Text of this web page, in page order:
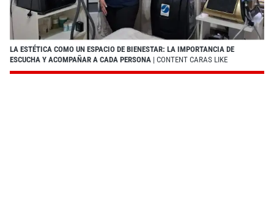
LA ESTÉTICA COMO UN ESPACIO DE BIENESTAR: LA IMPORTANCIA DE
ESCUCHA Y ACOMPAÑAR A CADA PERSONA | CONTENT CARAS LIKE